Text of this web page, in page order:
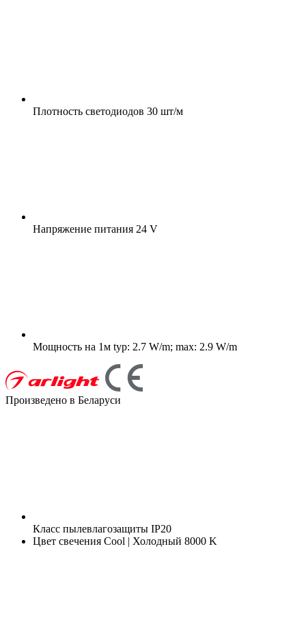
Плотность светодиодов 30 шт/м
Напряжение питания 24 V
Мощность на 1м typ: 2.7 W/m; max: 2.9 W/m
Произведено в Беларуси
Класс пылевлагозащиты IP20
Цвет свечения Cool | Холодный 8000 K